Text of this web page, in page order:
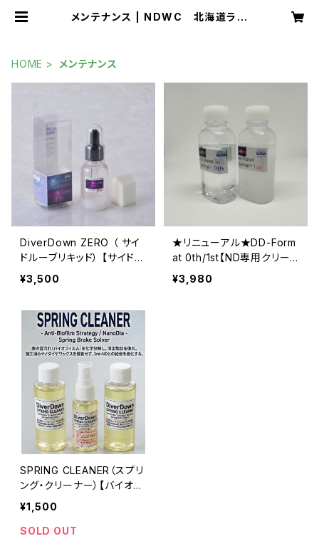
メンテナンス | NDWC 北海道ラボ
HOME メンテナンス
DiverDown ZERO （ サイ
ドルーブリキッド） 【サイド
エッジ専用】
¥3,500
★リニューアル★DD-Form
at 0th/1st【ND専用クリー
ナー&新液体ベース】
¥3,980
SPRING CLEANER（スプリ
ング・クリーナー）【バイオフ
ィルム対応】
¥1,500
SOLD OUT